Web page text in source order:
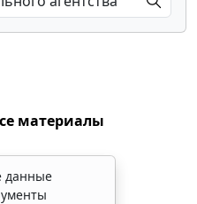
материалы
данные